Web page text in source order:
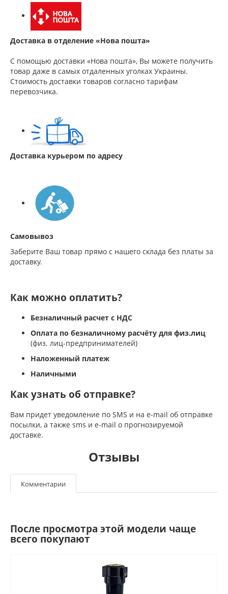
Доставка в отделение «Нова пошта»
С помощью доставки «Нова пошта», Вы можете получить
товар даже в самых отдаленных уголках Украины.
Стоимость доставки товаров согласно тарифам
перевозчика.
Доставка курьером по адресу
Самовывоз
Заберите Ваш товар прямо с нашего склада без платы за
доставку.
Как можно оплатить?
Безналичный расчет с НДС
Оплата по безналичному расчёту для физ.лиц
(физ. лиц-предпринимателей)
Наложенный платеж
Наличными
Как узнать об отправке?
Вам придет уведомление по SMS и на e-mail об отправке
посылки, а также sms и e-mail о прогнозируемой
доставке.
Отзывы
Комментарии
После просмотра этой модели чаще
всего покупают